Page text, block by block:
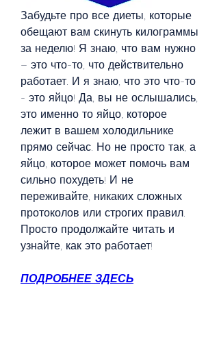
Забудьте про все диеты, которые
обещают вам скинуть килограммы
за неделю! Я знаю, что вам нужно
– это что-то, что действительно
работает. И я знаю, что это что-то
- это яйцо! Да, вы не ослышались,
это именно то яйцо, которое
лежит в вашем холодильнике
прямо сейчас. Но не просто так, а
яйцо, которое может помочь вам
сильно похудеть! И не
переживайте, никаких сложных
протоколов или строгих правил.
Просто продолжайте читать и
узнайте, как это работает!
ПОДРОБНЕЕ ЗДЕСЬ